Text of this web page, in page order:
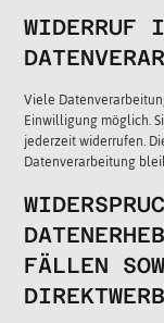
WIDERRUF
Viele
Einwilligung möglich.
jederzeit widerrufen.
Datenverarbeitung
FÄLLEN